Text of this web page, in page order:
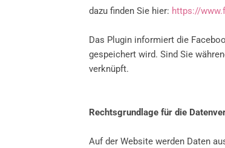
dazu finden Sie hier: https://
Das Plugin informiert die
gespeichert wird. Sind Sie
verknüpft.
Rechtsgrundlage für die
Auf der Website werden Daten